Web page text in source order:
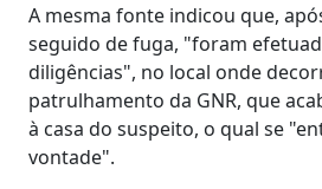
A mesma fonte indicou que,
seguido de fuga, "foram
diligências", no local onde
patrulhamento da GNR, que
à casa do suspeito, o qual se
vontade".